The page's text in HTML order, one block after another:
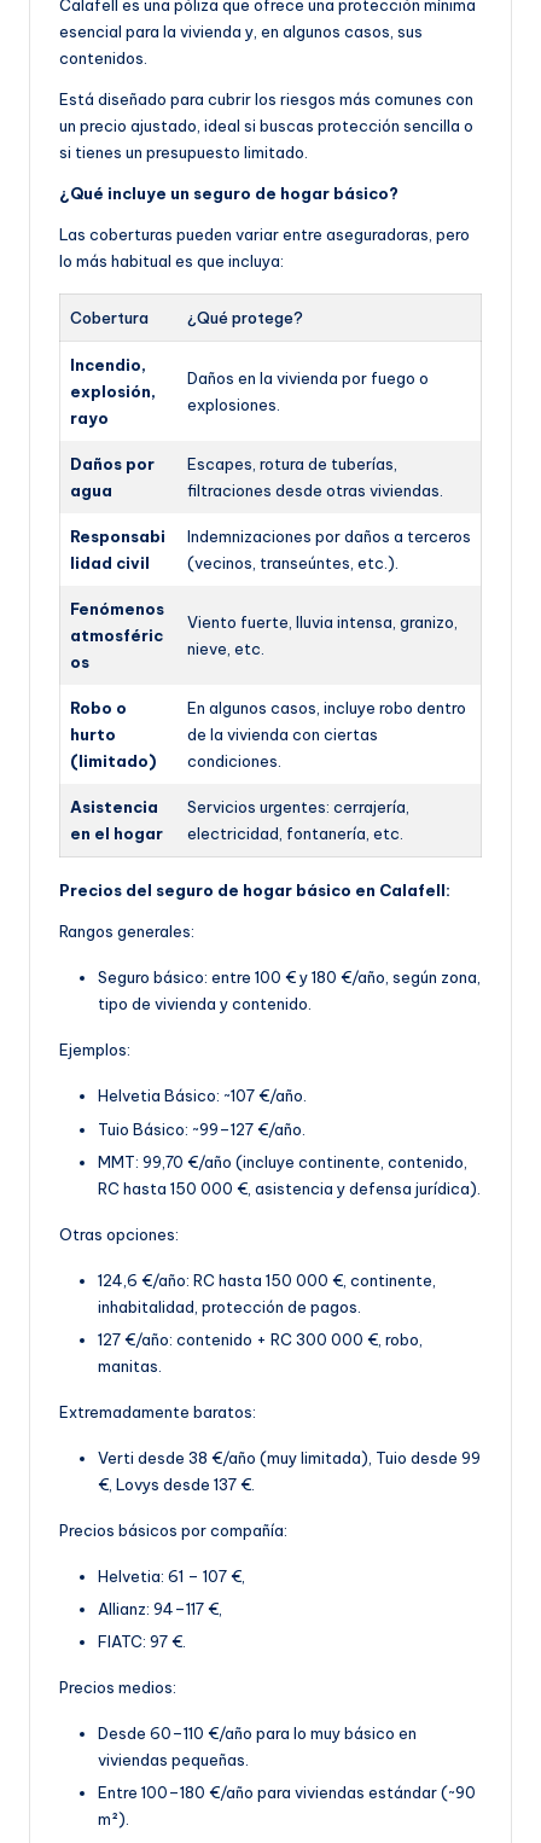
Calafell es una póliza que ofrece una protección mínima
esencial para la vivienda y, en algunos casos, sus
contenidos.
Está diseñado para cubrir los riesgos más comunes con
un precio ajustado, ideal si buscas protección sencilla o
si tienes un presupuesto limitado.
¿Qué incluye un seguro de hogar básico?
Las coberturas pueden variar entre aseguradoras, pero
lo más habitual es que incluya:
Cobertura ¿Qué protege?
Incendio,
explosión,
rayo
Daños en la vivienda por fuego o
explosiones.
Daños por
agua
Escapes, rotura de tuberías,
filtraciones desde otras viviendas.
Responsabi
lidad civil
Indemnizaciones por daños a terceros
(vecinos, transeúntes, etc.).
Fenómenos
atmosféric
os
Viento fuerte, lluvia intensa, granizo,
nieve, etc.
Robo o
hurto
(limitado)
En algunos casos, incluye robo dentro
de la vivienda con ciertas
condiciones.
Asistencia
en el hogar
Servicios urgentes: cerrajería,
electricidad, fontanería, etc.
Precios del seguro de hogar básico en Calafell:
Rangos generales:
Seguro básico: entre 100 € y 180 €/año, según zona,
tipo de vivienda y contenido.
Ejemplos:
Helvetia Básico: ~107 €/año.
Tuio Básico: ~99–127 €/año.
MMT: 99,70 €/año (incluye continente, contenido,
RC hasta 150 000 €, asistencia y defensa jurídica).
Otras opciones:
124,6 €/año: RC hasta 150 000 €, continente,
inhabitalidad, protección de pagos.
127 €/año: contenido + RC 300 000 €, robo,
manitas
Extremadamente baratos:
Verti desde 38 €/año (muy limitada), Tuio desde 99
€, Lovys desde 137 €.
Precios básicos por compañía:
Helvetia: 61 – 107 €,
Allianz: 94–117 €,
FIATC: 97 €.
Precios medios:
Desde 60–110 €/año para lo muy básico en
viviendas pequeñas.
Entre 100–180 €/año para viviendas estándar (~90
m²).